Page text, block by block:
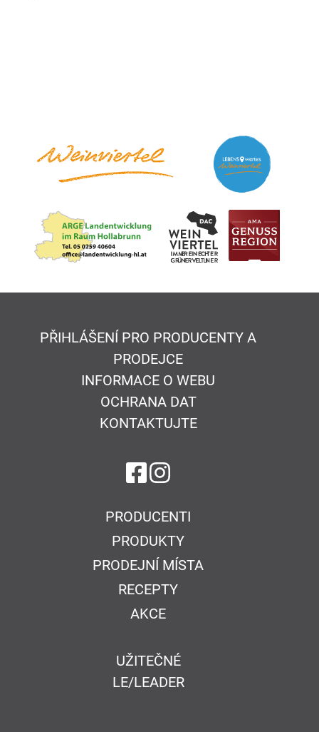
PŘIHLÁŠENÍ PRO PRODUCENTY A
PRODEJCE
INFORMACE O WEBU
OCHRANA DAT
KONTAKTUJTE
na Facebook
na Instagram
PRODUCENTI
PRODUKTY
PRODEJNÍ MÍSTA
RECEPTY
AKCE
UŽITEČNÉ
LE/LEADER